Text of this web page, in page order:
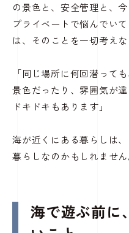
の景色と、安全管理と、
プライベートで悩んでい
は、そのことを一切考えな
「同じ場所に何回潜って
景色だったり、雰囲気が
ドキドキもあります」
海が近くにある暮らしは
暮らしなのかもしれません
海で遊ぶ前に